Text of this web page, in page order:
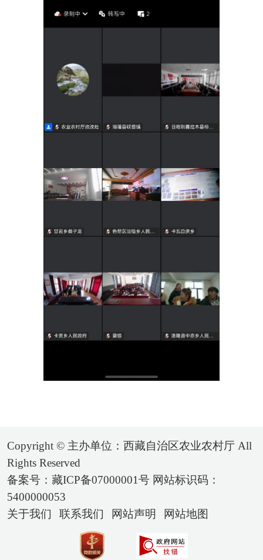
Copyright © 主办单位：西藏自治区农业农村厅 All
Rights Reserved
备案号：藏ICP备07000001号 网站标识码：
5400000053
关于我们
联系我们 网站声明 网站地图